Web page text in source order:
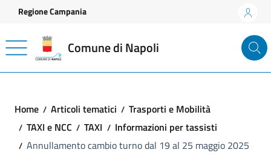
Vai ai contenuti
Vai al footer
Regione Campania
Comune di Napoli
Home Articoli tematici
Trasporti e Mobilità
TAXI e NCC
TAXI
Informazioni per tassisti
Annullamento cambio turno dal 19 al 25 maggio 2025